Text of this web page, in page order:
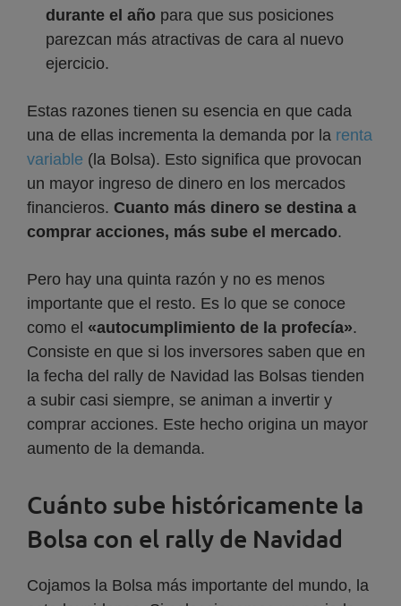
durante el año para que sus posiciones
parezcan más atractivas de cara al nuevo
ejercicio.
Estas razones tienen su esencia en que cada
una de ellas incrementa la demanda por la renta
variable (la Bolsa). Esto significa que provocan
un mayor ingreso de dinero en los mercados
financieros. Cuanto más dinero se destina a
comprar acciones, más sube el mercado.
Pero hay una quinta razón y no es menos
importante que el resto. Es lo que se conoce
como el «autocumplimiento de la profecía».
Consiste en que si los inversores saben que en
la fecha del rally de Navidad las Bolsas tienden
a subir casi siempre, se animan a invertir y
comprar acciones. Este hecho origina un mayor
aumento de la demanda.
Cuánto sube históricamente la
Bolsa con el rally de Navidad
Cojamos la Bolsa más importante del mundo, la